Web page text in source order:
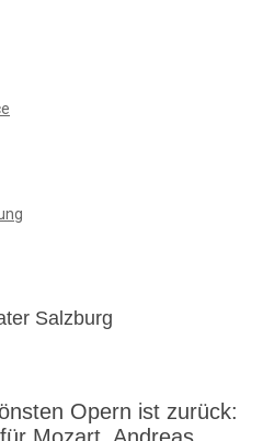
Salzburg
Opern ist zurück: